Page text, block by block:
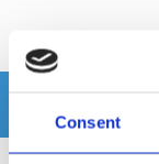
Consent